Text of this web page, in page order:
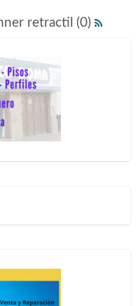
retractil (0)